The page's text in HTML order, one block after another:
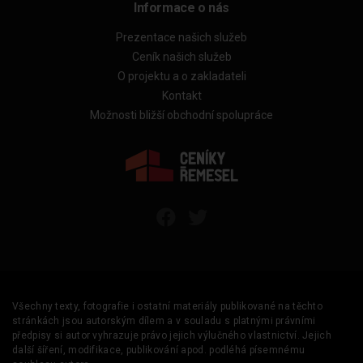
Informace o nás
Prezentace našich služeb
Ceník našich služeb
O projektu a o zakladateli
Kontakt
Možnosti bližší obchodní spolupráce
Všechny texty, fotografie i ostatní materiály publikované na těchto
stránkách jsou autorským dílem a v souladu s platnými právními
předpisy si autor vyhrazuje právo jejich výlučného vlastnictví. Jejich
další šíření, modifikace, publikování apod. podléhá písemnému